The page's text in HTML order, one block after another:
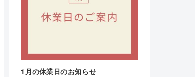
1月の休業日のお知らせ